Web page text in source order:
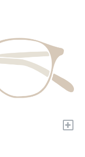
+